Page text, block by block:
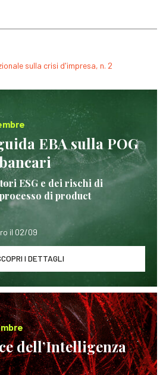
sulla crisi d'impresa, n. 2
EBA sulla POG
ESG e dei rischi di
di product
il 02/09
I DETTAGLI
dell’Intelligenza